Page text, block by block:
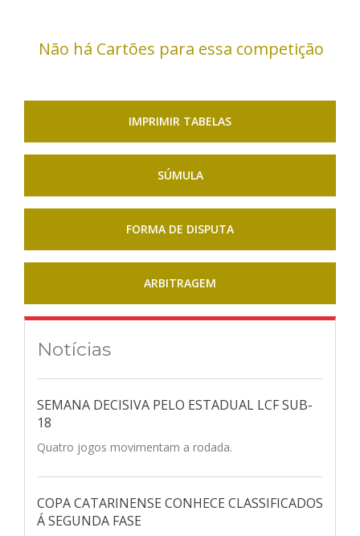
Não há Cartões para essa competição
IMPRIMIR TABELAS
SÚMULA
FORMA DE DISPUTA
ARBITRAGEM
Notícias
SEMANA DECISIVA PELO ESTADUAL LCF SUB-
18
Quatro jogos movimentam a rodada.
COPA CATARINENSE CONHECE CLASSIFICADOS
Á SEGUNDA FASE